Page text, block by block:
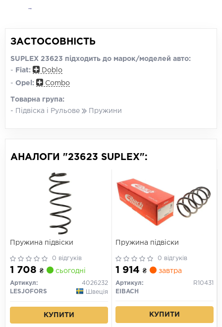
→
ЗАСТОСОВНІСТЬ
SUPLEX 23623 підходить до марок/моделей авто:
-
Fiat: Doblo
- Opel: Combo
Товарна група:
- Підвіска і Рульове
Пружини
АНАЛОГИ "23623 SUPLEX":
Пружина підвіски
0 відгуків
1 708 ₴ сьогодні
Артикул:
4026232
LESJOFORS
Швеція
КУПИТИ
Пружина підвіски
0 відгуків
1 914 ₴ завтра
Артикул:
R10431
EIBACH
КУПИТИ